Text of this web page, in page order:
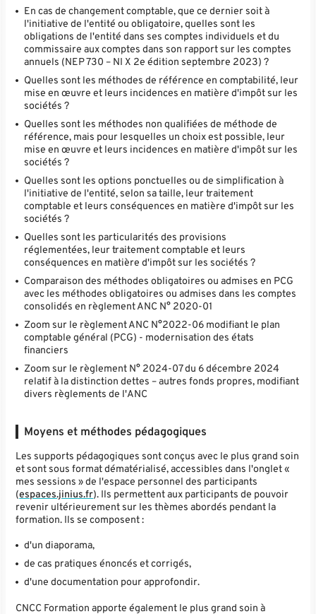
En cas de changement comptable, que ce dernier soit à
l'initiative de l'entité ou obligatoire, quelles sont les
obligations de l'entité dans ses comptes individuels et du
commissaire aux comptes dans son rapport sur les comptes
annuels (NEP 730 – NI X 2e édition septembre 2023) ?
Quelles sont les méthodes de référence en comptabilité, leur
mise en œuvre et leurs incidences en matière d'impôt sur les
sociétés ?
Quelles sont les méthodes non qualifiées de méthode de
référence, mais pour lesquelles un choix est possible, leur
mise en œuvre et leurs incidences en matière d'impôt sur les
sociétés ?
Quelles sont les options ponctuelles ou de simplification à
l'initiative de l'entité, selon sa taille, leur traitement
comptable et leurs conséquences en matière d'impôt sur les
sociétés ?
Quelles sont les particularités des provisions
réglementées, leur traitement comptable et leurs
conséquences en matière d'impôt sur les sociétés ?
Comparaison des méthodes obligatoires ou admises en PCG
avec les méthodes obligatoires ou admises dans les comptes
consolidés en règlement ANC N° 2020-01
Zoom sur le règlement ANC N°2022-06 modifiant le plan
comptable général (PCG) - modernisation des états
financiers
Zoom sur le règlement N° 2024-07 du 6 décembre 2024
relatif à la distinction dettes – autres fonds propres, modifiant
divers règlements de l'ANC
Moyens et méthodes pédagogiques
Les supports pédagogiques sont conçus avec le plus grand soin
et sont sous format dématérialisé, accessibles dans l'onglet «
mes sessions » de l'espace personnel des participants
(espaces.jinius.fr). Ils permettent aux participants de pouvoir
revenir ultérieurement sur les thèmes abordés pendant la
formation. Ils se composent :
d'un diaporama,
de cas pratiques énoncés et corrigés,
d'une documentation pour approfondir.
CNCC Formation apporte également le plus grand soin à